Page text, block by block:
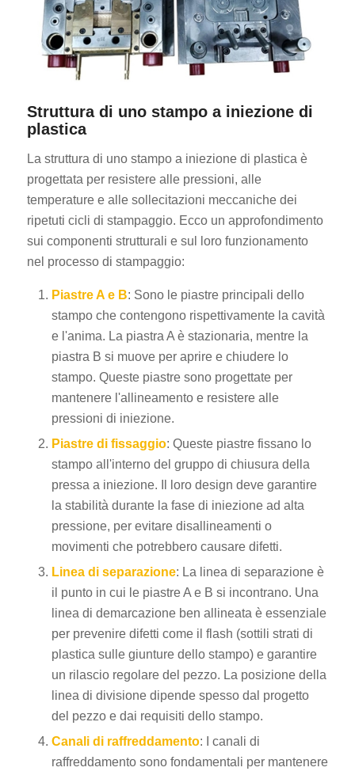
Struttura di uno stampo a iniezione di
plastica
La struttura di uno stampo a iniezione di plastica è
progettata per resistere alle pressioni, alle
temperature e alle sollecitazioni meccaniche dei
ripetuti cicli di stampaggio. Ecco un approfondimento
sui componenti strutturali e sul loro funzionamento
nel processo di stampaggio:
Piastre A e B: Sono le piastre principali dello
stampo che contengono rispettivamente la cavità
e l'anima. La piastra A è stazionaria, mentre la
piastra B si muove per aprire e chiudere lo
stampo. Queste piastre sono progettate per
mantenere l'allineamento e resistere alle
pressioni di iniezione.
Piastre di fissaggio: Queste piastre fissano lo
stampo all'interno del gruppo di chiusura della
pressa a iniezione. Il loro design deve garantire
la stabilità durante la fase di iniezione ad alta
pressione, per evitare disallineamenti o
movimenti che potrebbero causare difetti.
Linea di separazione: La linea di separazione è
il punto in cui le piastre A e B si incontrano. Una
linea di demarcazione ben allineata è essenziale
per prevenire difetti come il flash (sottili strati di
plastica sulle giunture dello stampo) e garantire
un rilascio regolare del pezzo. La posizione della
linea di divisione dipende spesso dal progetto
del pezzo e dai requisiti dello stampo.
Canali di raffreddamento: I canali di
raffreddamento sono fondamentali per mantenere